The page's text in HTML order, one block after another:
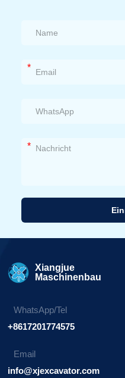
*
*
Xiangjue
Maschinenbau
WhatsApp/Tel
+8617201774575
Email
info@xjexcavator.com